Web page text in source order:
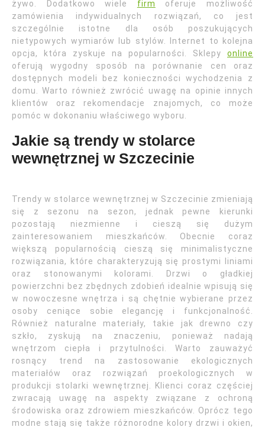
żywo. Dodatkowo wiele firm
oferuje możliwość
zamówienia indywidualnych rozwiązań, co jest
szczególnie istotne dla osób poszukujących
nietypowych wymiarów lub stylów. Internet to kolejna
opcja, która zyskuje na popularności. Sklepy online
oferują wygodny sposób na porównanie cen oraz
dostępnych modeli bez konieczności wychodzenia z
domu. Warto również zwrócić uwagę na opinie innych
klientów oraz rekomendacje znajomych, co może
pomóc w dokonaniu właściwego wyboru.
Jakie są trendy w stolarce
wewnętrznej w Szczecinie
Trendy w stolarce wewnętrznej w Szczecinie zmieniają
się z sezonu na sezon, jednak pewne kierunki
pozostają niezmienne i cieszą się dużym
zainteresowaniem mieszkańców. Obecnie coraz
większą popularnością cieszą się minimalistyczne
rozwiązania, które charakteryzują się prostymi liniami
oraz stonowanymi kolorami. Drzwi o gładkiej
powierzchni bez zbędnych zdobień idealnie wpisują się
w nowoczesne wnętrza i są chętnie wybierane przez
osoby ceniące sobie elegancję i funkcjonalność.
Również naturalne materiały, takie jak drewno czy
szkło, zyskują na znaczeniu, ponieważ nadają
wnętrzom ciepła i przytulności. Warto zauważyć
rosnący trend na zastosowanie ekologicznych
materiałów oraz rozwiązań proekologicznych w
produkcji stolarki wewnętrznej. Klienci coraz częściej
zwracają uwagę na aspekty związane z ochroną
środowiska oraz zdrowiem mieszkańców. Oprócz tego
modne stają się także różnorodne kolory drzwi i okien,